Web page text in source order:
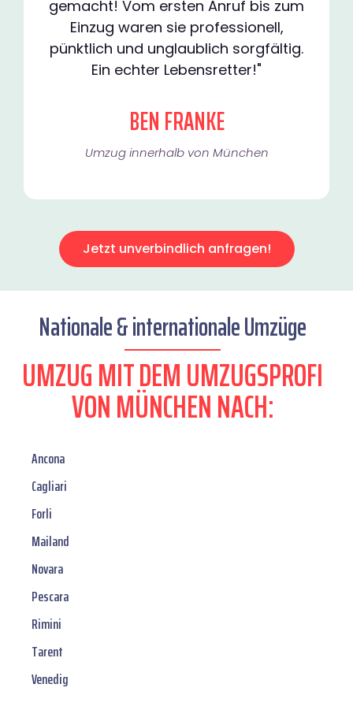
gemacht! Vom ersten Anruf bis zum
Einzug waren sie professionell,
pünktlich und unglaublich sorgfältig.
Ein echter Lebensretter!"
BEN FRANKE
Umzug innerhalb von München​
Jetzt unverbindlich anfragen!
Nationale & internationale Umzüge
UMZUG MIT DEM UMZUGSPROFI
VON MÜNCHEN NACH:
Ancona
Cagliari
Forli
Mailand
Novara
Pescara
Rimini
Tarent
Venedig